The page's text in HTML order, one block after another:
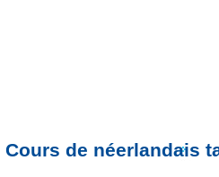
Cours de néerlandais